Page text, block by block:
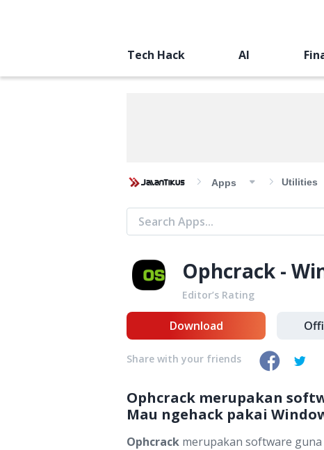
Tech Hack AI
Apps Utilities
Ophcrack -
Editor’s Rating
Ophcrack merupakan
Mau ngehack pakai
Ophcrack merupakan software
Download
Share with your friends